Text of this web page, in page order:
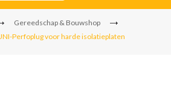
Gereedschap & Bouwshop
Perfoplug voor harde isolatieplaten